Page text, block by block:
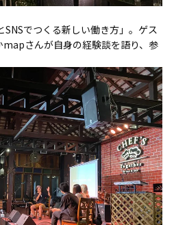
でつくる新しい働き方」。ゲス
mapさんが自身の経験談を語り、参